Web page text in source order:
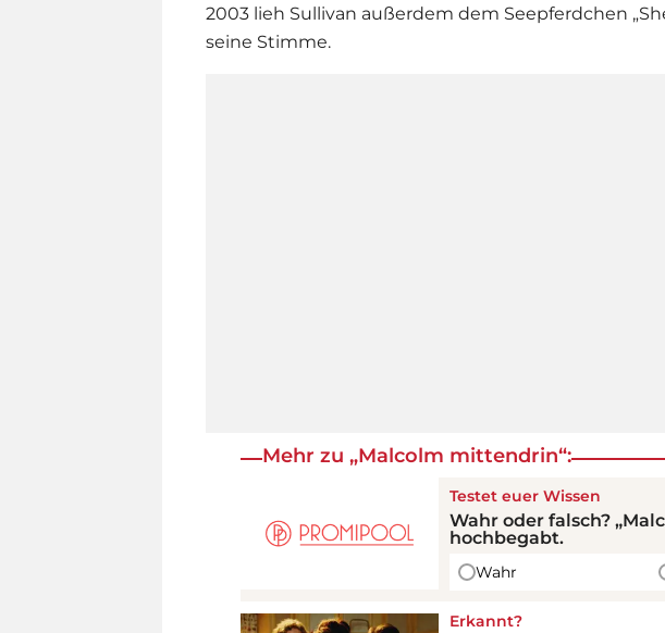
2003 lieh Sullivan außerdem dem Seepferdchen
seine Stimme.
Mehr zu „Malcolm mittendrin“:
Testet euer Wissen
Wahr oder falsch?
hochbegabt.
Wahr
Erkannt?